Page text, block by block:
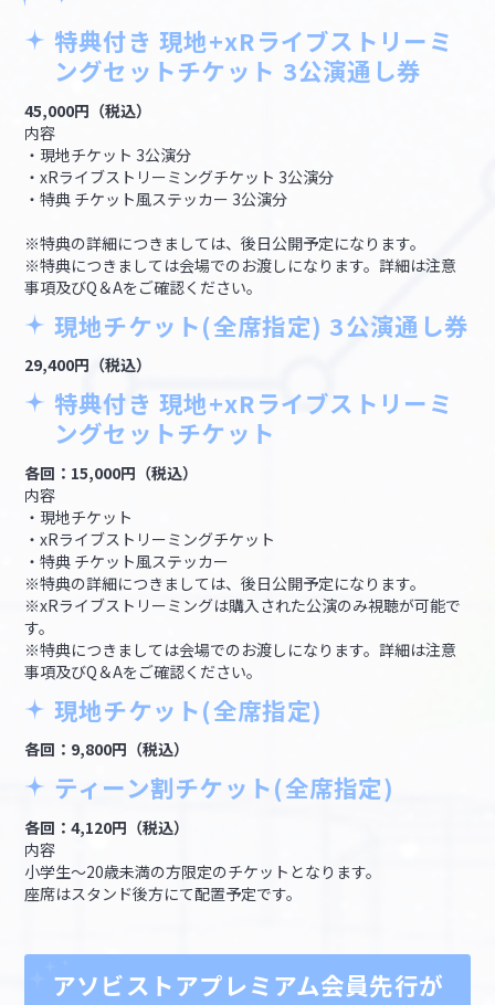
特典付き 現地+xRライブストリーミ
ングセットチケット 3公演通し券
45,000円（税込）
内容
・現地チケット 3公演分
・xRライブストリーミングチケット 3公演分
・特典 チケット風ステッカー 3公演分
※特典の詳細につきましては、後日公開予定になります。
※特典につきましては会場でのお渡しになります。詳細は注意
事項及びQ＆Aをご確認ください。
現地チケット(全席指定) 3公演通し券
29,400円（税込）
特典付き 現地+xRライブストリーミ
ングセットチケット
各回：15,000円（税込）
内容
・現地チケット
・xRライブストリーミングチケット
・特典 チケット風ステッカー
※特典の詳細につきましては、後日公開予定になります。
※xRライブストリーミングは購入された公演のみ視聴が可能で
す。
※特典につきましては会場でのお渡しになります。詳細は注意
事項及びQ＆Aをご確認ください。
現地チケット(全席指定)
各回：9,800円（税込）
ティーン割チケット(全席指定)
各回：4,120円（税込）
内容
小学生～20歳未満の方限定のチケットとなります。
座席はスタンド後方にて配置予定です。
アソビストアプレミアム会員先行が